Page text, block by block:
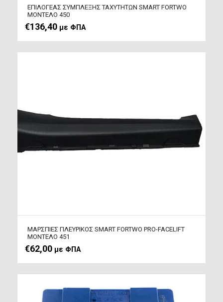
ΕΠΙΛΟΓΕΑΣ ΣΥΜΠΛΕΞΗΣ ΤΑΧΥΤΗΤΩΝ SMART FORTWO
ΜΟΝΤΕΛΟ 450
€136,40 με ΦΠΑ
ΜΑΡΣΠΙΕΣ ΠΛΕΥΡΙΚΟΣ SMART FORTWΟ PRO-FACELIFT
ΜΟΝΤΕΛΟ 451
€62,00 με ΦΠΑ